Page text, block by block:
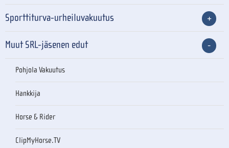
Sporttiturva-urheiluvakuutus
Muut SRL-jäsenen edut
Pohjola Vakuutus
Hankkija
Horse & Rider
ClipMyHorse.TV